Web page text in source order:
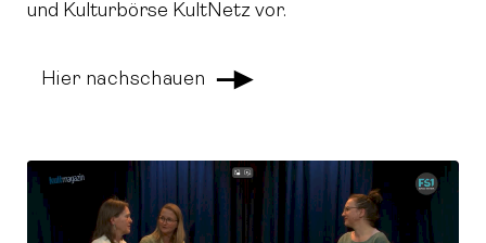
und Kulturbörse KultNetz vor.
Hier nachschauen